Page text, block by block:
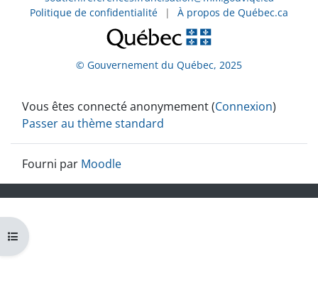
Ouvrir l’index du cours
Politique de confidentialité
| À propos de Québec.ca
© Gouvernement du Québec, 2025
Vous êtes connecté anonymement (Connexion)
Passer au thème standard
Fourni par Moodle